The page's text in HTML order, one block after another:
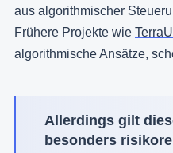
aus algorithmischer
Frühere Projekte wie
algorithmische Ansätze,
Allerdings gilt
besonders